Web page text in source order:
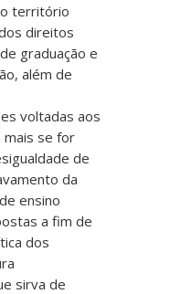
território
direitos
graduação e
além de
voltadas aos
mais se for
de
da
ensino
a fim de
dos
sirva de